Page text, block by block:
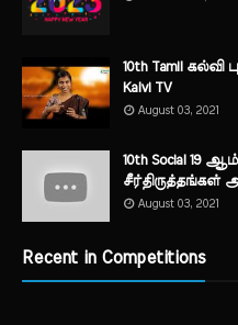
10th Tamil கல்வி
Kalvi TV
August 03, 2021
10th Social 19
சீர்திருத்தங்கள்
August 03, 2021
Recent in Competitions